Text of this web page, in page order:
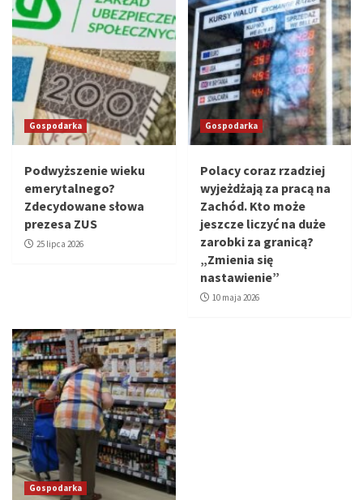
Gospodarka
Podwyższenie wieku
emerytalnego?
Zdecydowane słowa
prezesa ZUS
25 lipca 2026
Gospodarka
Polacy coraz rzadziej
wyjeżdżają za pracą na
Zachód. Kto może
jeszcze liczyć na duże
zarobki za granicą?
„Zmienia się
nastawienie”
10 maja 2026
Gospodarka